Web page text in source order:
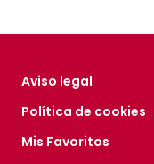
Aviso legal
Política de cookies
Mis Favoritos